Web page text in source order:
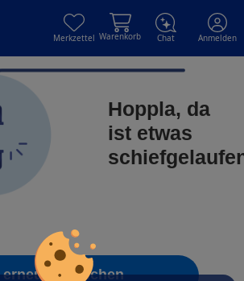
Merkzettel Warenkorb Chat Anmelden
Hoppla, da
ist etwas
erneut versuchen